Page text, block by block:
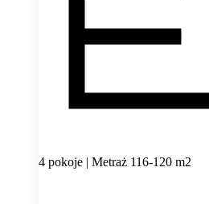
4 pokoje | Metraż 116-120 m2